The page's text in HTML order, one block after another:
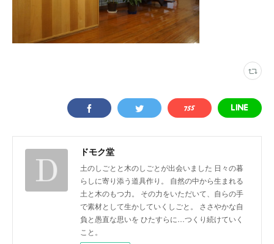
ドモク堂
土のしごとと木のしごとが出会いました 日々の暮
らしに寄り添う道具作り。 自然の中から生まれる
土と木のもつ力。 その力をいただいて、自らの手
で素材として生かしていくしごと。 ささやかな自
負と愚直な思いを ひたすらに…つくり続けていく
こと。